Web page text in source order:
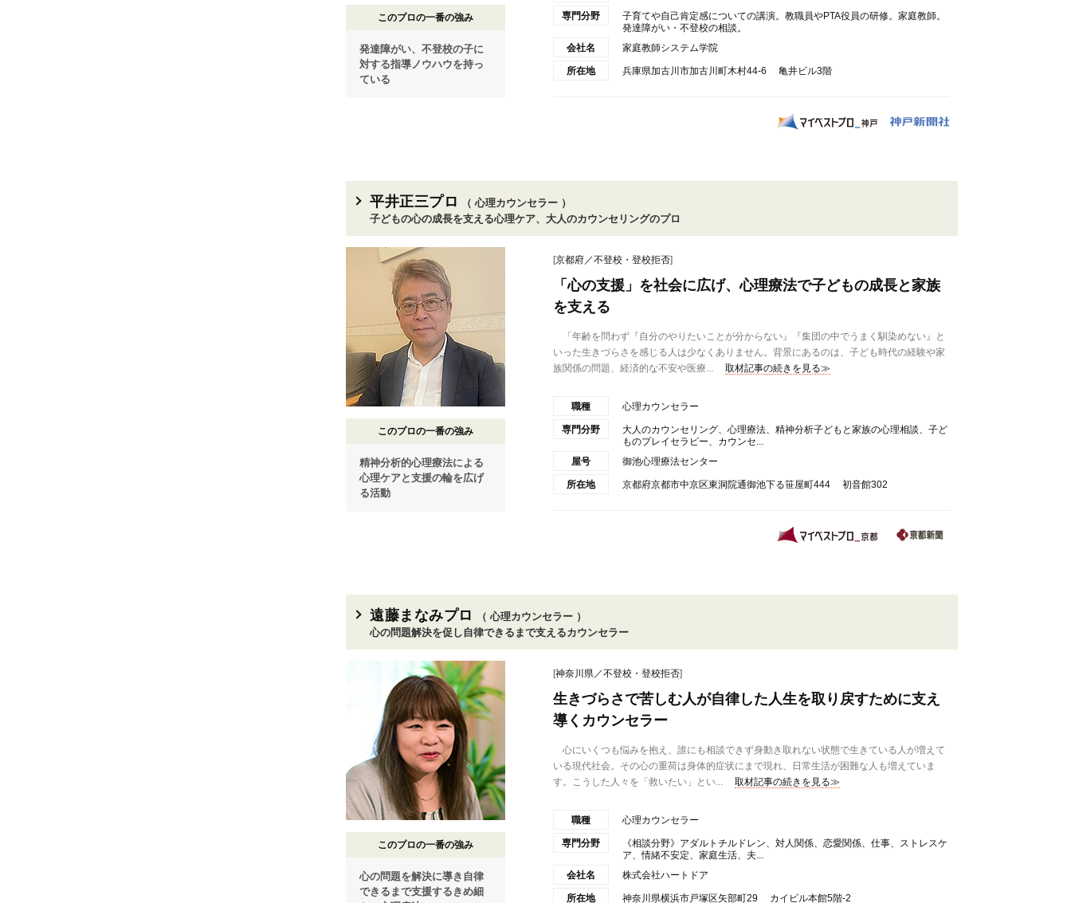
このプロの一番の強み
発達障がい、不登校の子に
対する指導ノウハウを持っ
ている
専門分野
子育てや自己肯定感についての講演。教職員やPTA役員の研修。家庭教師。
発達障がい・不登校の相談。
会社名
家庭教師システム学院
所在地 兵庫県加古川市加古川町木村44-6 亀井ビル3階
平井正三プロ
（ 心理カウンセラー ）
子どもの心の成長を支える心理ケア、大人のカウンセリングのプロ
このプロの一番の強み
精神分析的心理療法による
心理ケアと支援の輪を広げ
る活動
[京都府／不登校・登校拒否]
「心の支援」を社会に広げ、心理療法で子どもの成長と家族
を支える
「年齢を問わず『自分のやりたいことが分からない』『集団の中でうまく馴染めない』と
いった生きづらさを感じる人は少なくありません。背景にあるのは、子ども時代の経験や家
族関係の問題、経済的な不安や医療...
取材記事の続きを見る≫
職種 心理カウンセラー
専門分野
大人のカウンセリング、心理療法、精神分析子どもと家族の心理相談、子ど
ものプレイセラピー、カウンセ...
屋号
御池心理療法センター
所在地 京都府京都市中京区東洞院通御池下る笹屋町444 初音館302
遠藤まなみプロ
（ 心理カウンセラー ）
心の問題解決を促し自律できるまで支えるカウンセラー
このプロの一番の強み
心の問題を解決に導き自律
できるまで支援するきめ細
[神奈川県／不登校・登校拒否]
生きづらさで苦しむ人が自律した人生を取り戻すために支え
導くカウンセラー
心にいくつも悩みを抱え、誰にも相談できず身動き取れない状態で生きている人が増えて
いる現代社会。その心の重荷は身体的症状にまで現れ、日常生活が困難な人も増えていま
す。こうした人々を「救いたい」とい...
取材記事の続きを見る≫
職種 心理カウンセラー
専門分野
《相談分野》アダルトチルドレン、対人関係、恋愛関係、仕事、ストレスケ
ア、情緒不安定、家庭生活、夫...
会社名
株式会社ハートドア
所在地 神奈川県横浜市戸塚区矢部町29 カイビル本館5階-2